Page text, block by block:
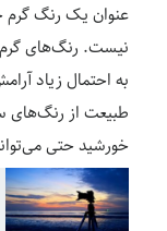
عنوان یک رنگ گرم
نیست. رنگ‌های گرم
به احتمال زیاد
طبیعت از
خورشید حتی